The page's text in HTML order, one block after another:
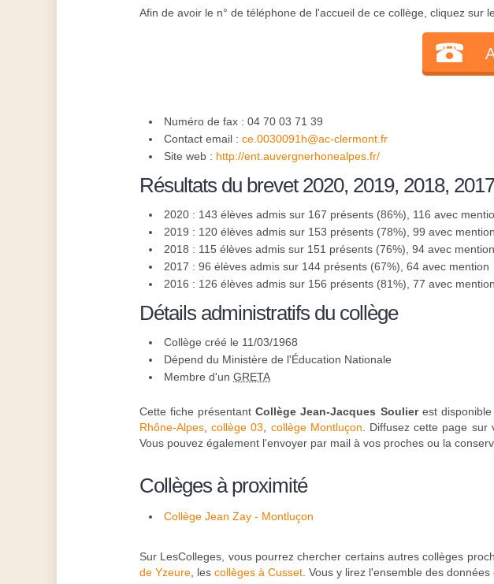
Afin de avoir le n° de téléphone de l'accueil de ce collège, cliquez sur
Numéro de fax : 04 70 03 71 39
Contact email : ce.0030091h@ac-clermont.fr
Site web : http://ent.auvergnerhonealpes.fr/
Résultats du brevet 2020, 2019, 2018,
2020 : 143 élèves admis sur 167 présents (86%), 116 avec
2019 : 120 élèves admis sur 153 présents (78%), 99 avec mention
2018 : 115 élèves admis sur 151 présents (76%), 94 avec mention
2017 : 96 élèves admis sur 144 présents (67%), 64 avec mention
2016 : 126 élèves admis sur 156 présents (81%), 77 avec mention
Détails administratifs du collège
Collège créé le 11/03/1968
Dépend du Ministère de l'Éducation Nationale
Membre d'un GRETA
Cette fiche présentantCollège Jean-Jacques Soulierest disponible
Rhône-Alpes ,collège 03 collège Montluçon . Diffusez cette page
Vous pouvez également l'envoyer par mail à vos proches ou la
Collèges à proximité
Collège Jean Zay - Montluçon
Sur LesColleges, vous pourrez chercher certains autres collèges
de Yzeure , les collèges à Cusset . Vous y lirez l'ensemble des